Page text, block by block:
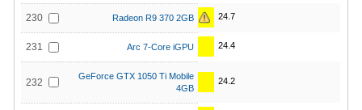
230 Radeon R9 370 2GB 24.7
231 Arc 7-Core iGPU 24.4
232
GeForce GTX 1050 Ti Mobile
4GB
24.2